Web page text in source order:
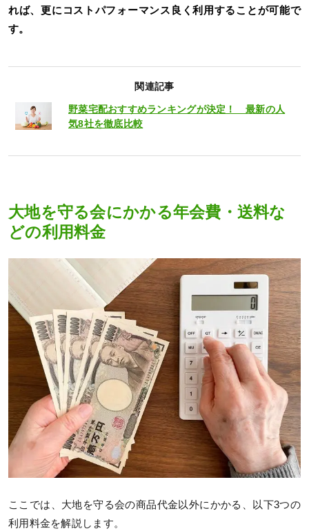
れば、更にコストパフォーマンス良く利用することが可能で
す。
関連記事
野菜宅配おすすめランキングが決定！ 最新の人
気8社を徹底比較
大地を守る会にかかる年会費・送料な
どの利用料金
ここでは、大地を守る会の商品代金以外にかかる、以下3つの
利用料金を解説します。